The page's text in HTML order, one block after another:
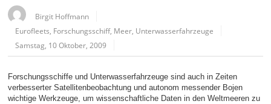
Birgit Hoffmann
Eurofleets Forschungsschiff, Meer Unterwasserfahrzeuge
Samstag, 10 Oktober, 2009
Forschungsschiffe und Unterwasserfahrzeuge sind auch in Zeiten
verbesserter Satellitenbeobachtung und autonom messender Bojen
wichtige Werkzeuge, um wissenschaftliche Daten in den Weltmeeren zu